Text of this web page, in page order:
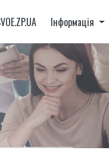
Інформація